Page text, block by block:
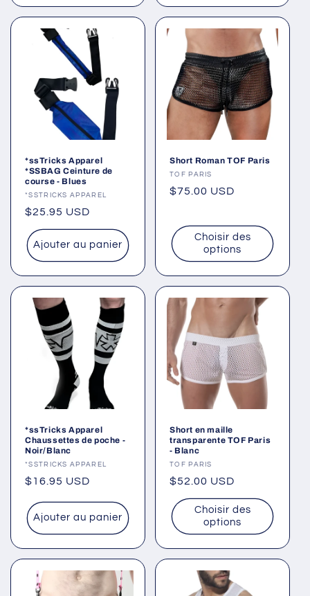
*ssTricks Apparel
*SSBAG Ceinture de
course - Blues
Fournisseur :
*SSTRICKS APPAREL
Prix
habituel
$25.95 USD
Ajouter au panier
Short Roman TOF Paris
Fournisseur :
TOF PARIS
Prix
$75.00 USD
Choisir des
options
*ssTricks Apparel
Chaussettes de poche -
Noir/Blanc
Fournisseur :
*SSTRICKS APPAREL
Prix
$16.95 USD
Ajouter au panier
Short en maille
transparente TOF Paris
- Blanc
Fournisseur :
TOF PARIS
Prix
habituel
$52.00 USD
Choisir des
options